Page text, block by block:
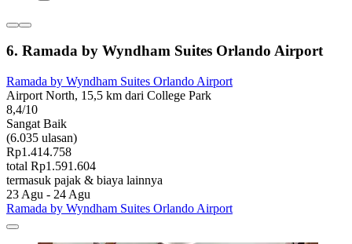
6. Ramada by Wyndham Suites Orlando Airport
Ramada by Wyndham Suites Orlando Airport
Airport North, 15,5 km dari College Park
8,4/10
Sangat Baik
(6.035 ulasan)
Rp1.414.758
total Rp1.591.604
termasuk pajak & biaya lainnya
23 Agu - 24 Agu
Ramada by Wyndham Suites Orlando Airport